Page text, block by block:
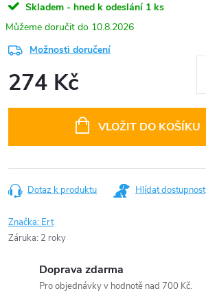
Skladem - hned k odeslání 1 ks
10.8.2026
Možnosti doručení
274 Kč
VLOŽIT DO KOŠÍKU
Dotaz k produktu Hlídat dostupnost
Značka: Ert
Záruka: 2 roky
Doprava zdarma
Pro objednávky v hodnotě nad 700 Kč.